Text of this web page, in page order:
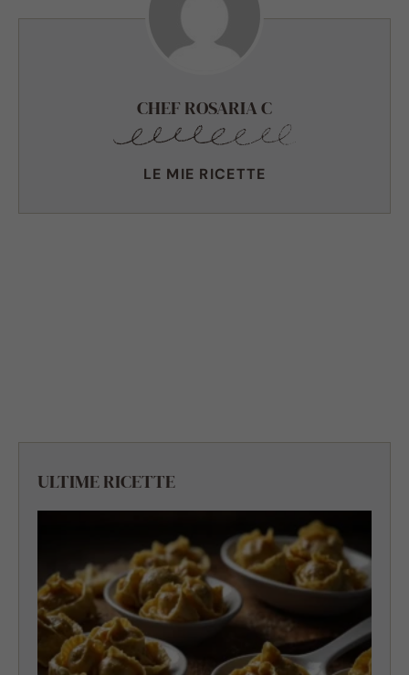
CHEF ROSARIA C
LE MIE RICETTE
ULTIME RICETTE